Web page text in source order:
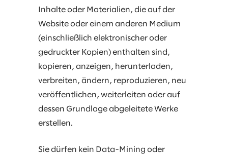
Inhalte oder Materialien, die auf der
Website oder einem anderen Medium
(einschließlich elektronischer oder
gedruckter Kopien) enthalten sind,
kopieren, anzeigen, herunterladen,
verbreiten, ändern, reproduzieren, neu
veröffentlichen, weiterleiten oder auf
dessen Grundlage abgeleitete Werke
erstellen.
Sie dürfen kein Data-Mining oder